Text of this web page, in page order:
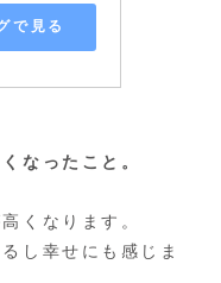
で見る
なったこと。
くなります。
し幸せにも感じま